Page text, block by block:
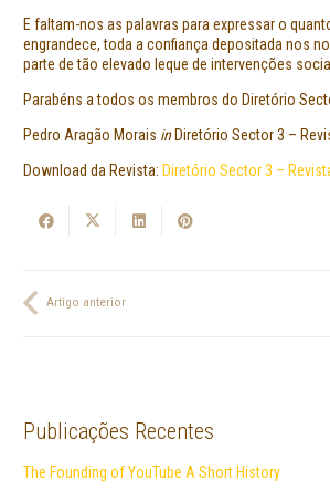
E faltam-nos as palavras para expressar o
engrandece, toda a confiança depositada nos
parte de tão elevado leque de intervenções
Parabéns a todos os membros do Diretório
Pedro Aragão Morais inDiretório Sector 3 –
Download da Revista: Diretório Sector 3 –
Artigo anterior
Publicações Recentes
The Founding of YouTube A Short History